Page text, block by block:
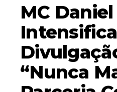
MC Daniel
Intensifica
“Nunca